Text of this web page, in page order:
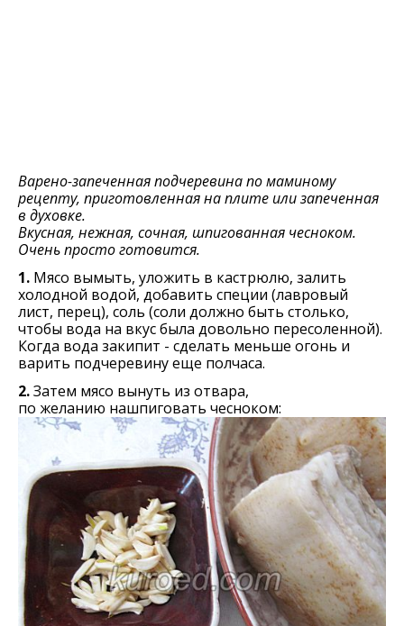
Варено-запеченная подчеревина по маминому
рецепту, приготовленная на плите или запеченная
в духовке.
Вкусная, нежная, сочная, шпигованная чесноком.
Очень просто готовится.
1. Мясо вымыть, уложить в кастрюлю, залить
холодной водой, добавить специи (лавровый
лист, перец), соль (соли должно быть столько,
чтобы вода на вкус была довольно пересоленной).
Когда вода закипит - сделать меньше огонь и
варить подчеревину еще полчаса.
2.Затем мясо вынуть из отвара,
по желанию нашпиговать чесноком: